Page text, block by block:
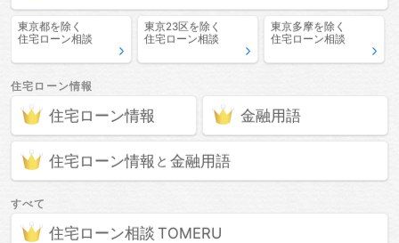
東京都を除く
住宅ローン相談
東京23区を除く
住宅ローン相談
東京多摩を除く
住宅ローン相談
住宅ローン情報
住宅ローン情報 金融用語
住宅ローン情報 と 金融用語
すべて
住宅ローン相談